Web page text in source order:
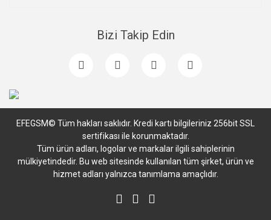
Bizi Takip Edin
EFEGSM© Tüm hakları saklıdır. Kredi kartı bilgileriniz 256bit SSL
sertifikası ile korunmaktadır.
Tüm ürün adları, logolar ve markalar ilgili sahiplerinin
mülkiyetindedir. Bu web sitesinde kullanılan tüm şirket, ürün ve
hizmet adları yalnızca tanımlama amaçlıdır.